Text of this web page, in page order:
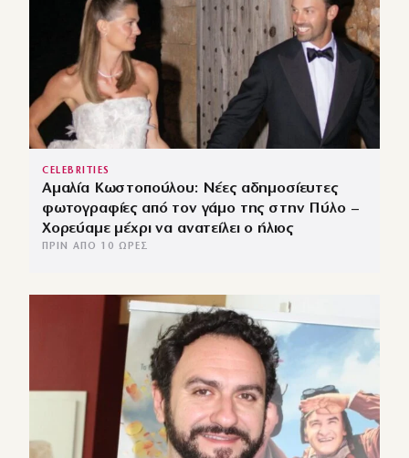
CELEBRITIES
Αμαλία Κωστοπούλου: Νέες αδημοσίευτες
φωτογραφίες από τον γάμο της στην Πύλο –
Χορεύαμε μέχρι να ανατείλει ο ήλιος
ΠΡΙΝ ΑΠΌ 10 ΏΡΕΣ